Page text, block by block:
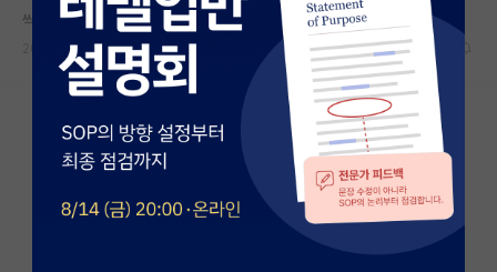
연구실&오픈랩
커뮤니티
커뮤니티 홈
전체글보기
베스트 게시판
씩씩한 쇼펜하우어
2024.09.24 10 8674